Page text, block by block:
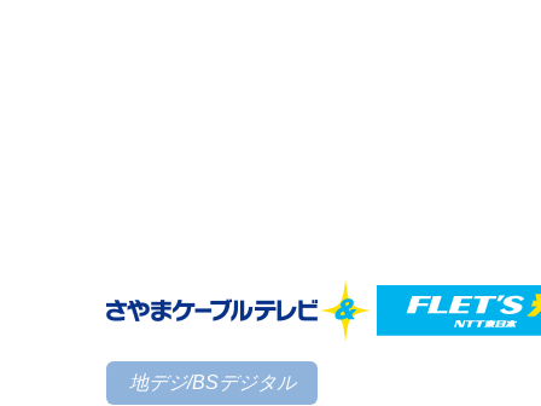
地デジ/BSデジタル